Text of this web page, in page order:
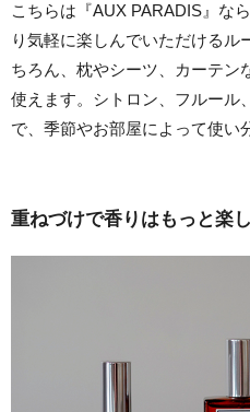
こちらは『AUX PARADIS』な
り気軽に楽しんでいただけるル
ちろん、枕やシーツ、カーテン
使えます。シトロン、フルール
で、季節やお部屋によって使い
重ねづけで香りはもっと楽